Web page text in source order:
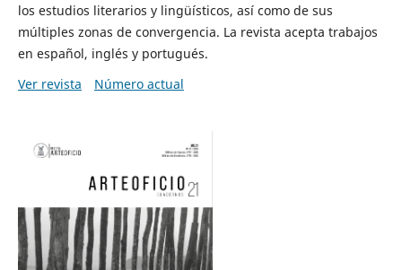
los estudios literarios y lingüísticos, así como de sus
múltiples zonas de convergencia. La revista acepta trabajos
en español, inglés y portugués.
Ver revista
Número actual